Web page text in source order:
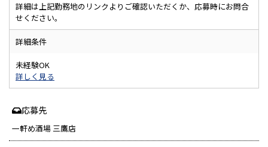
詳細は上記勤務地のリンクよりご確認いただくか、応募時にお問合
せください。
詳細条件
未経験OK
詳しく見る
応募先
一軒め酒場 三鷹店